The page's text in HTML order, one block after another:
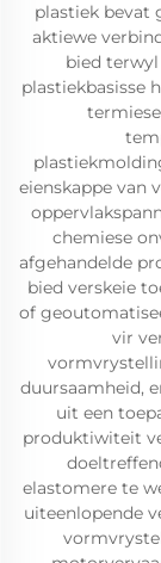
plastiek bevat
aktiewe
bied
plastiekbasisse
eienskappe van
chemiese
afgehandelde
bied verskeie
of
vir
duursaamheid,
uit een
produktiwiteit
elastomere te
uiteenlopende